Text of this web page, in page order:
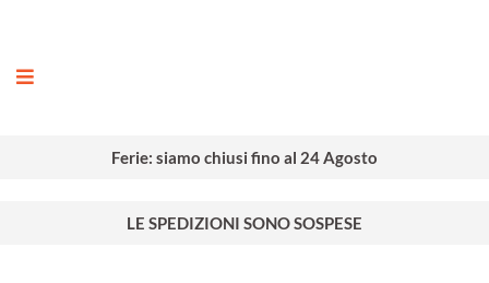
Ferie: siamo chiusi fino al 24 Agosto
LE SPEDIZIONI SONO SOSPESE